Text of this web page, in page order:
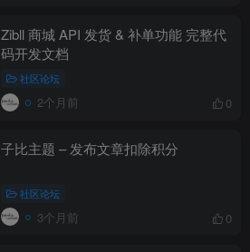
Zibll 商城 API 发货 & 补单功能 完整代
码开发文档
社区论坛
2个月前 0
子比主题 – 发布文章扣除积分
社区论坛
3个月前 0